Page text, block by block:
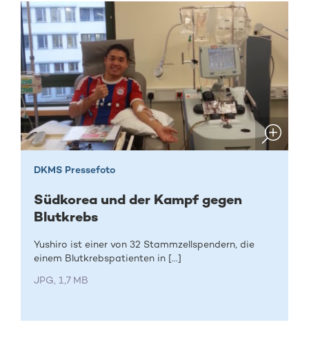
DKMS Pressefoto
Südkorea und der Kampf gegen
Blutkrebs
Yushiro ist einer von 32 Stammzellspendern, die
einem Blutkrebspatienten in [...]
JPG, 1,7 MB